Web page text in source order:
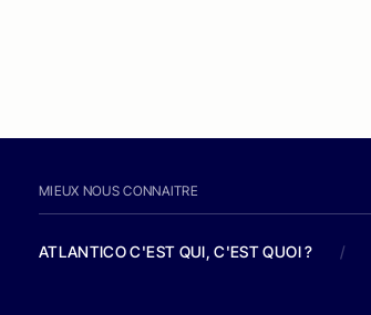
MIEUX NOUS CONNAITRE
ATLANTICO C'EST QUI, C'EST QUOI ? /